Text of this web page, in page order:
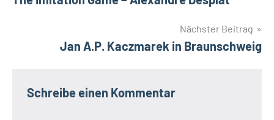
Nächster Beitrag
Jan A.P. Kaczmarek in Braunschweig
Schreibe einen Kommentar